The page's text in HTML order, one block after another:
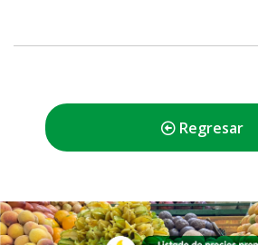
Regresar